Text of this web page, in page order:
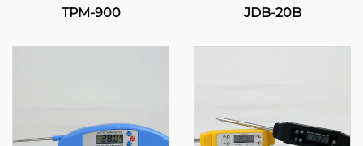
TPM-900 JDB-20B